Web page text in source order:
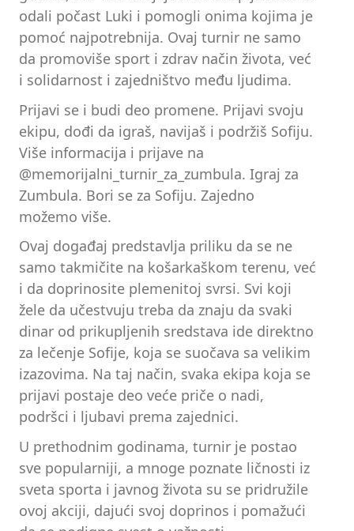
odali počast Luki i pomogli onima kojima je
pomoć najpotrebnija. Ovaj turnir ne samo
da promoviše sport i zdrav način života, već
i solidarnost i zajedništvo među ljudima.
Prijavi se i budi deo promene. Prijavi svoju
ekipu, dođi da igraš, navijaš i podržiš Sofiju.
Više informacija i prijave na
@memorijalni_turnir_za_zumbula. Igraj za
Zumbula. Bori se za Sofiju. Zajedno
možemo više.
Ovaj događaj predstavlja priliku da se ne
samo takmičite na košarkaškom terenu, već
i da doprinosite plemenitoj svrsi. Svi koji
žele da učestvuju treba da znaju da svaki
dinar od prikupljenih sredstava ide direktno
za lečenje Sofije, koja se suočava sa velikim
izazovima. Na taj način, svaka ekipa koja se
prijavi postaje deo veće priče o nadi,
podršci i ljubavi prema zajednici.
U prethodnim godinama, turnir je postao
sve popularniji, a mnoge poznate ličnosti iz
sveta sporta i javnog života su se pridružile
ovoj akciji, dajući svoj doprinos i pomažući